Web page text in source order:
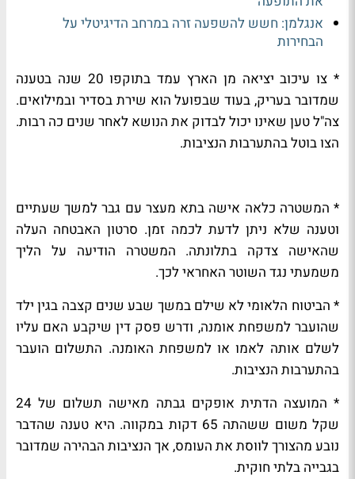
אנגלמן: חשש להשפעה זרה במרחב הדיגיטלי על
הבחירות
* צו עיכוב יציאה מן הארץ עמד בתוקפו 20 שנה בטענה
שמדובר בעריק, בעוד שבפועל הוא שירת בסדיר ובמילואים.
צה"ל טען שאינו יכול לבדוק את הנושא לאחר שנים כה רבות.
הצו בוטל בהתערבות הנציבות.
* המשטרה כלאה אישה בתא מעצר עם גבר למשך שעתיים
וטענה שלא ניתן לדעת לכמה זמן. סרטון האבטחה העלה
שהאישה צדקה בתלונתה. המשטרה הודיעה על הליך
משמעתי נגד השוטר האחראי לכך.
* הביטוח הלאומי לא שילם במשך שבע שנים קצבה בגין ילד
שהועבר למשפחת אומנה, ודרש פסק דין שיקבע האם עליו
לשלם אותה לאמו או למשפחת האומנה. התשלום הועבר
בהתערבות הנציבות.
* המועצה הדתית אופקים גבתה מאישה תשלום של 24
שקל משום ששהתה 65 דקות במקווה. היא טענה שהדבר
נובע מהצורך לווסת את העומס, אך הנציבות הבהירה שמדובר
בגבייה בלתי חוקית.